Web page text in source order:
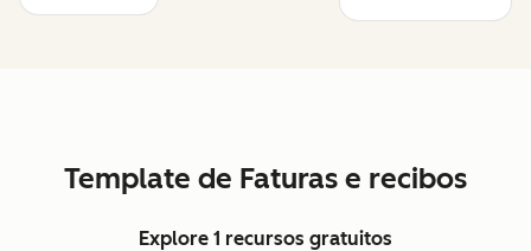
Template de Faturas e recibos
Explore 1 recursos gratuitos